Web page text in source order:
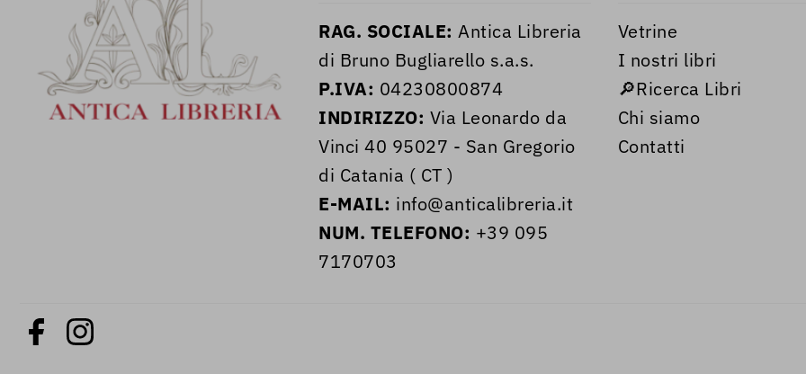
RAG. SOCIALE: Antica Libreria
di Bruno Bugliarello s.a.s.
P.IVA: 04230800874
INDIRIZZO: Via Leonardo da
Vinci 40 95027 - San Gregorio
di Catania ( CT )
E-MAIL: info@anticalibreria.it
NUM. TELEFONO: +39 095
7170703
Vetrine
I nostri libri
🔎Ricerca Libri
Chi siamo
Contatti